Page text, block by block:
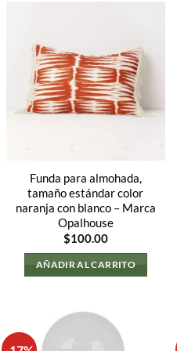
Funda para almohada,
tamaño estándar color
naranja con blanco – Marca
Opalhouse
$100.00
AÑADIR AL CARRITO